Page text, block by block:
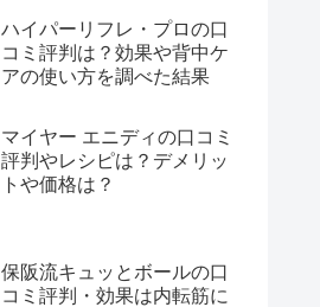
ハイパーリフレ・プロの口
コミ評判は？効果や背中ケ
アの使い方を調べた結果
マイヤー エニディの口コミ
評判やレシピは？デメリッ
トや価格は？
保阪流キュッとボールの口
コミ評判・効果は内転筋に